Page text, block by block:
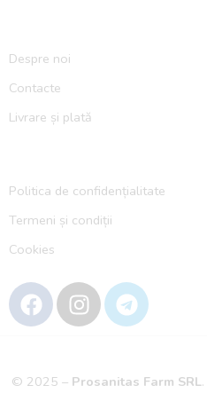
Despre noi
Contacte
Livrare și plată
Politica de confidențialitate
Termeni și condiții
Cookies
© 2025 – Prosanitas Farm SRL.